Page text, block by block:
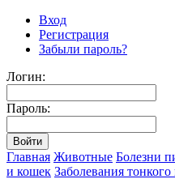
Вход
Регистрация
Забыли пароль?
Логин:
Пароль:
Главная Животные Болезни
и кошек Заболевания